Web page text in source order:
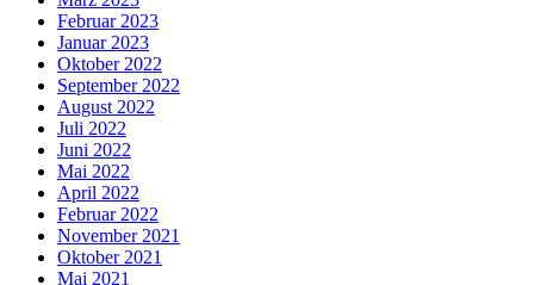
Februar 2023
Januar 2023
Oktober 2022
September 2022
August 2022
Juli 2022
Juni 2022
Mai 2022
April 2022
Februar 2022
November 2021
Oktober 2021
Mai 2021